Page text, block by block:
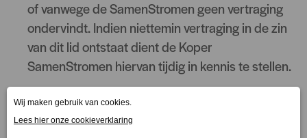
of vanwege de SamenStromen geen vertraging
ondervindt. Indien niettemin vertraging in de zin
van dit lid ontstaat dient de Koper
SamenStromen hiervan tijdig in kennis te stellen.
5.3 Schade en kosten, die ontstaan zijn doordat
aan de in dit artikel gestelde voorwaarden niet of